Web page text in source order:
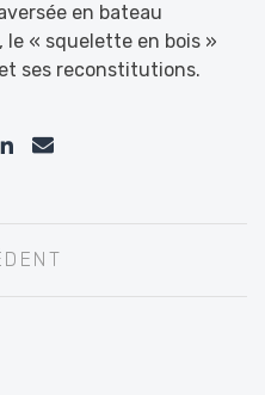
en bateau
le « squelette en bois »
ses reconstitutions.